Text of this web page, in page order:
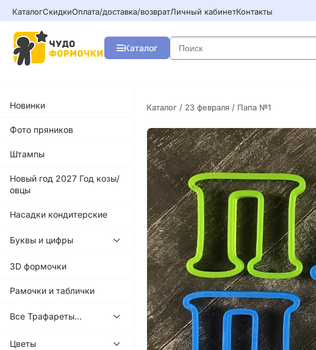
КаталогСкидкиОплата/доставка/возвратЛичный кабинетКонтакты
Каталог
Новинки
Фото пряников
Штампы
Новый год 2027 Год козы/
овцы
Насадки кондитерские
Буквы и цифры
3D формочки
Рамочки и таблички
Все Трафареты...
Цветы
Каталог / 23 февраля / Папа №1